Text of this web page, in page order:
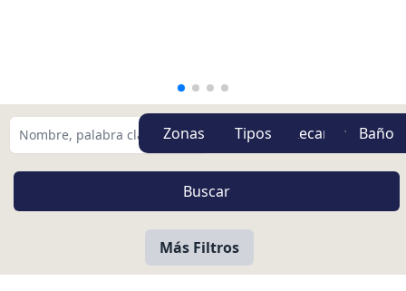
Zonas Tipos
Más Filtros